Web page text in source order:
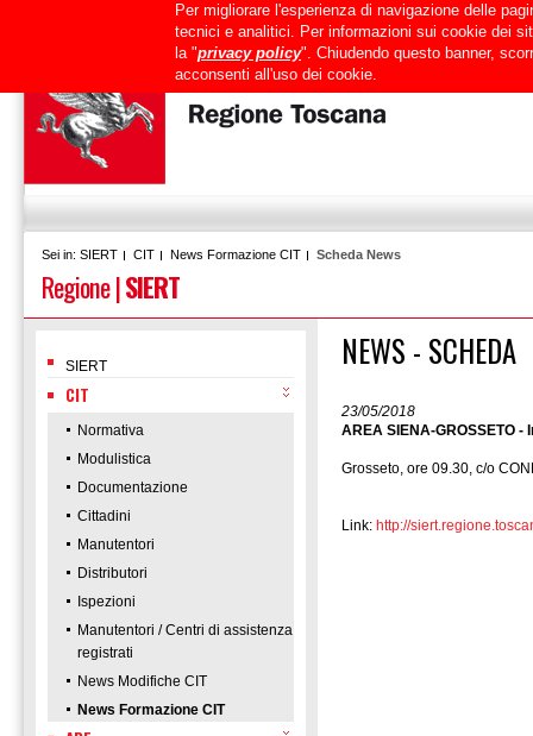
Mappa del sito RTRT Intranet
Sei in: SIERT CIT News Formazione CIT Scheda News
Regione|SIERT
SIERT
CIT
Normativa
Modulistica
Documentazione
Cittadini
Manutentori
Distributori
Ispezioni
Manutentori / Centri di assistenza
registrati
News Modifiche CIT
News Formazione CIT
NEWS - SCHEDA
23/05/2018
AREA SIENA-GROSSETO
Grosseto, ore 09.30, c/o
Link: http://
Per migliorare l'esperienza di navigazione delle
tecnici e analitici. Per informazioni sui cookie dei
la "privacy policy". Chiudendo questo banner,
acconsenti all'uso dei cookie.